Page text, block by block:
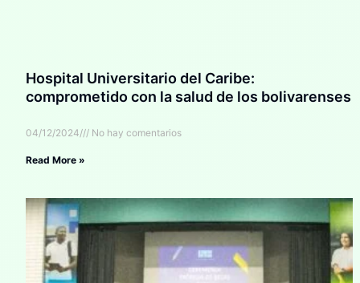
Hospital Universitario del Caribe:
comprometido con la salud de los bolivarenses
04/12/2024 No hay comentarios
Read More »